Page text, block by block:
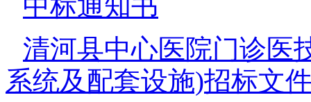
清河县中心医院门诊医
系统及配套设施)招标文